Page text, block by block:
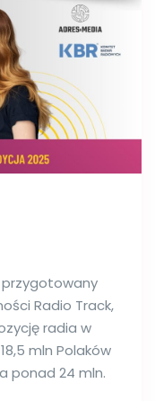
przygotowany
Radio Track,
radia w
mln Polaków
ponad 24 mln.